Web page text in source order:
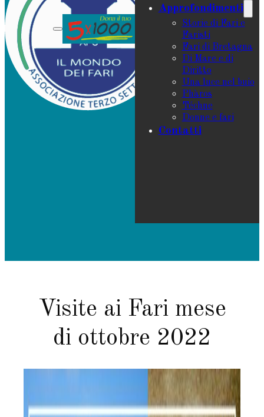
Approfondimenti
Storie di Fari e
Faristi
Fari di Bretagna
Di Mare e di
Diritto
Una luce nel buio
Phàros
Téchne
Donne e fari
Contatti
Visite ai Fari mese
di ottobre 2022